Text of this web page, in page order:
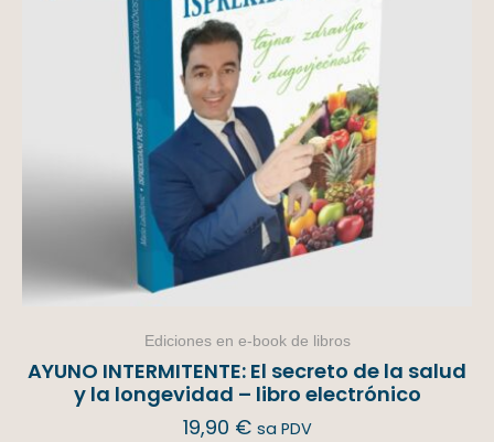
Ediciones en e-book de libros
AYUNO INTERMITENTE: El secreto de la salud
y la longevidad – libro electrónico
19,90 € sa PDV